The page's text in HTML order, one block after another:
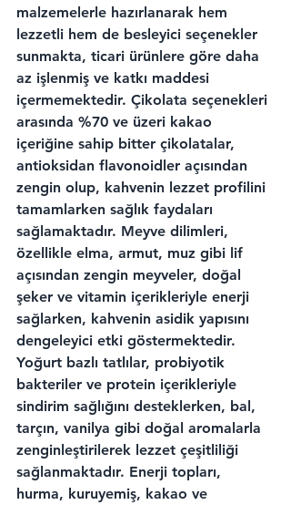
malzemelerle hazırlanarak hem
lezzetli hem de besleyici seçenekler
sunmakta, ticari ürünlere göre daha
az işlenmiş ve katkı maddesi
içermemektedir. Çikolata seçenekleri
arasında %70 ve üzeri kakao
içeriğine sahip bitter çikolatalar,
antioksidan flavonoidler açısından
zengin olup, kahvenin lezzet profilini
tamamlarken sağlık faydaları
sağlamaktadır. Meyve dilimleri,
özellikle elma, armut, muz gibi lif
açısından zengin meyveler, doğal
şeker ve vitamin içerikleriyle enerji
sağlarken, kahvenin asidik yapısını
dengeleyici etki göstermektedir.
Yoğurt bazlı tatlılar, probiyotik
bakteriler ve protein içerikleriyle
sindirim sağlığını desteklerken, bal,
tarçın, vanilya gibi doğal aromalarla
zenginleştirilerek lezzet çeşitliliği
sağlanmaktadır. Enerji topları,
hurma, kuruyemiş, kakao ve